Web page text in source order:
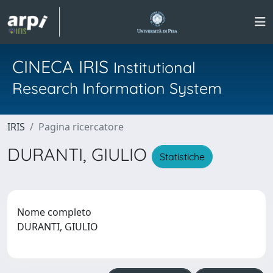
CINECA IRIS Institutional
Research Information System
IRIS Pagina ricercatore
DURANTI, GIULIO Statistiche
Nome completo
DURANTI, GIULIO